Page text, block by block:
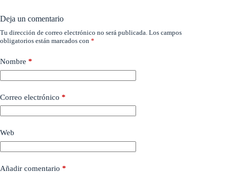
Deja un comentario
Tu dirección de correo electrónico no será publicada. Los campos
obligatorios están marcados con *
Nombre *
Correo electrónico *
Web
Añadir comentario *